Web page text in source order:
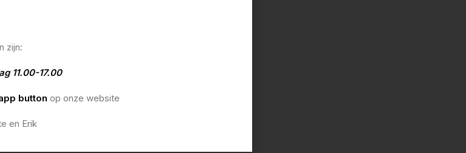
zijn:
11.00-17.00
button op onze website
en Erik